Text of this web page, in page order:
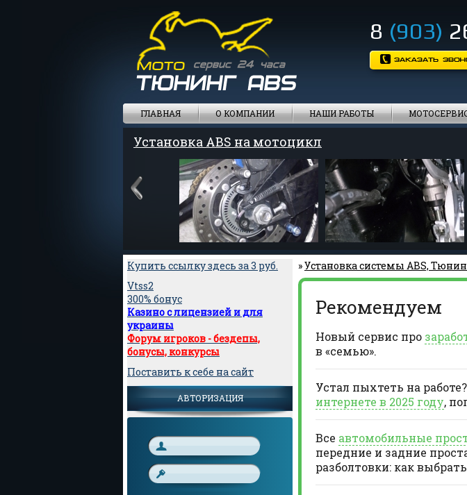
8 (903)
ГЛАВНАЯ О КОМПАНИИ НАШИ РАБОТЫ
Установка ABS на мотоцикл
Купить ссылку здесь за3 руб.
Vtss2
300% бонус
Казино с лицензией и для
украины
Форум игроков - бездепы,
бонусы, конкурсы
Поставить к себе на сайт
АВТОРИЗАЦИЯ
»Установка системы ABS,
Рекомендуем
Новый сервис про
в «семью».
Устал пыхтеть на
интернете в 2025 году,
Все автомобильные
передние и задние
разболтовки: как